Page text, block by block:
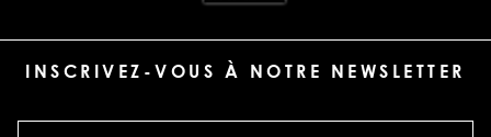
INSCRIVEZ-VOUS À NOTRE NEWSLETTER